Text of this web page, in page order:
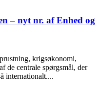
– nyt nr. af Enhed og
krigsøkonomi,
de centrale spørgsmål, der
internationalt....